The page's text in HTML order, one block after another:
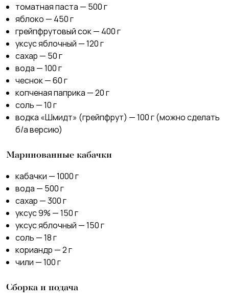
томатная паста — 500 г
яблоко — 450 г
грейпфрутовый сок — 400 г
уксус яблочный — 120 г
сахар — 50 г
вода — 100 г
чеснок — 60 г
копченая паприка — 20 г
соль — 10 г
водка «Шмидт» (грейпфрут) — 100 г (можно сделать
б/а версию)
Маринованные кабачки
кабачки — 1000 г
вода — 500 г
сахар — 300 г
уксус 9% — 150 г
уксус яблочный — 150 г
соль — 18 г
кориандр — 2 г
чили — 100 г
Сборка и подача